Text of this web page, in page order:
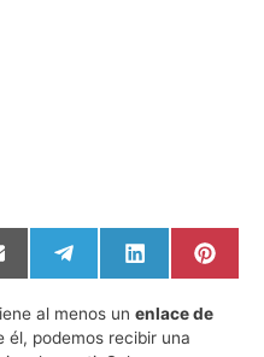
Compartir
en
Telegram
Compartir
en
LinkedIn
en
al menos un enlace de
él, podemos recibir una